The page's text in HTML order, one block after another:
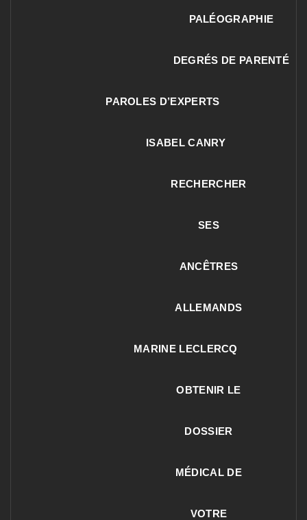
PALÉOGRAPHIE
DEGRÉS DE PARENTÉ
PAROLES D’EXPERTS
ISABEL CANRY
RECHERCHER
SES
ANCÊTRES
ALLEMANDS
MARINE LECLERCQ
OBTENIR LE
DOSSIER
MÉDICAL DE
VOTRE